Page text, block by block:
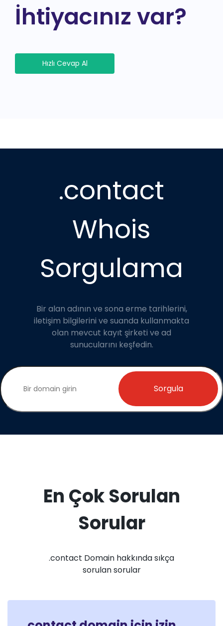
İhtiyacınız var?
Hızlı Cevap Al
.contact
Whois
Sorgulama
Bir alan adının ve sona erme tarihlerini,
iletişim bilgilerini ve suanda kullanmakta
olan mevcut kayıt şirketi ve ad
sunucularını keşfedin.
Sorgula
En Çok Sorulan
Sorular
.contact Domain hakkında sıkça
sorulan sorular